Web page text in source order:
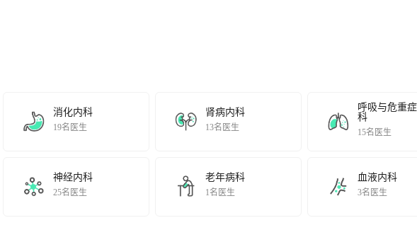
消化内科
19名医生
肾病内科
13名医生
呼吸与危重
科
15名医生
神经内科
25名医生
老年病科
1名医生
血液内科
3名医生